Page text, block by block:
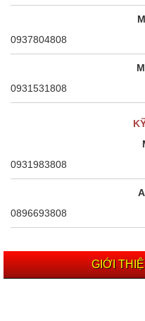
0937804808
0931531808
0931983808
0896693808
GIỚI